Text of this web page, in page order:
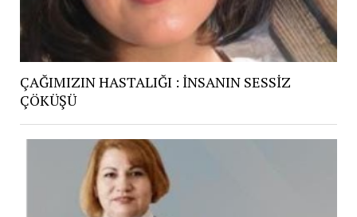
ÇAĞIMIZIN HASTALIĞI : İNSANIN SESSİZ
ÇÖKÜŞÜ